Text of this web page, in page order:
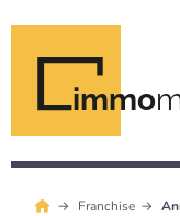
immo
Franchise